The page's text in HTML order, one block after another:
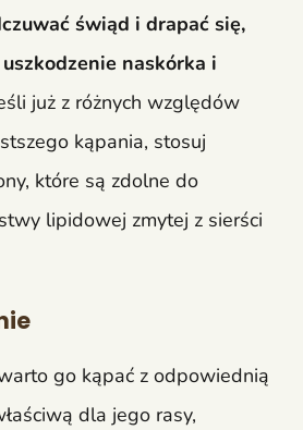
świąd i drapać się,
naskórka i
już z różnych względów
kąpania, stosuj
które są zdolne do
lipidowej zmytej z sierści
go kąpać z odpowiednią
dla jego rasy,